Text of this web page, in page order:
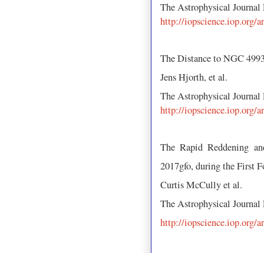
The Astrophysical
http://iopscience.iop.org/
The Distance to NGC
Jens Hjorth, et al.
The Astrophysical
http://iopscience.iop.org/
The Rapid Reddening
2017gfo, during the First
Curtis McCully et al.
The Astrophysical
http://iopscience.iop.org/